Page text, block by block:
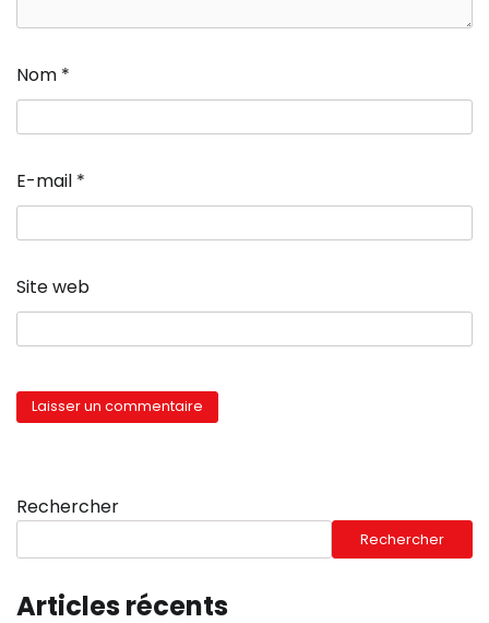
Nom *
E-mail *
Site web
Rechercher
Rechercher
Articles récents